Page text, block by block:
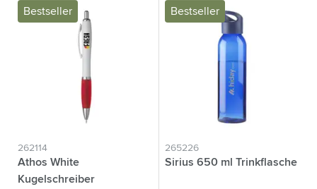
Bestseller
262114
Athos White
Kugelschreiber
Bestseller
265226
Sirius 650 ml Trinkflasche